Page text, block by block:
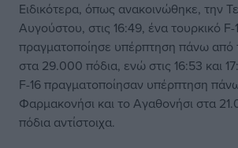
Ειδικότερα, όπως ανακοινώθηκε, την
Αυγούστου, στις 16:49, ένα τουρκικό F-
πραγματοποίησε υπέρπτηση πάνω από
στα 29.000 πόδια, ενώ στις 16:53 και
F-16 πραγματοποίησαν υπέρπτηση
Φαρμακονήσι και το Αγαθονήσι στα
πόδια αντίστοιχα.